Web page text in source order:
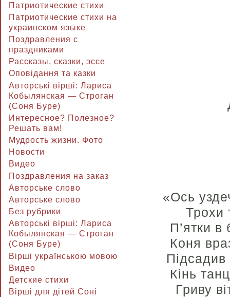
Патриотические стихи
Патриотические стихи на
украинском языке
Поздравления с
праздниками
Рассказы, сказки, эссе
Оповідання та казки
Авторські вірші: Лариса
Кобылянская — Строган
(Соня Буре)
Интересное? Полезное?
Решать вам!
Мудрость жизни. Фото
Новости
Видео
Поздравления на заказ
Авторське слово
Авторське слово
Без рубрики
Авторські вірші: Лариса
Кобылянская — Строган
(Соня Буре)
Вірші українською мовою
Видео
Детские стихи
Вірші для дітей Соні
«Ось
Трохи
П’ятки в
Коня
Кінь
Гриву